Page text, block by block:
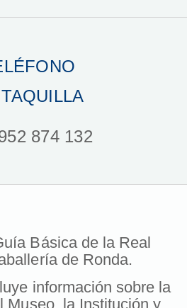
874 132
Básica de la Real
de Ronda.
información sobre la
Museo, la Institución y